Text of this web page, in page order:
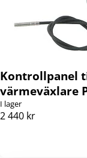
Kontrollpanel
värmeväxlare
I lager
2 440 kr